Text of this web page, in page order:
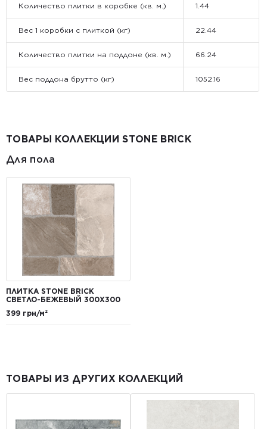
Количество плитки в коробке (кв. м.) 1.44
Вес 1 коробки с плиткой (кг) 22.44
Количество плитки на поддоне (кв. м.) 66.24
Вес поддона брутто (кг) 1052.16
ТОВАРЫ КОЛЛЕКЦИИ STONE BRICK
Для пола
ПЛИТКА STONE BRICK
СВЕТЛО-БЕЖЕВЫЙ 300X300
399 грн/м²
ТОВАРЫ ИЗ ДРУГИХ КОЛЛЕКЦИЙ